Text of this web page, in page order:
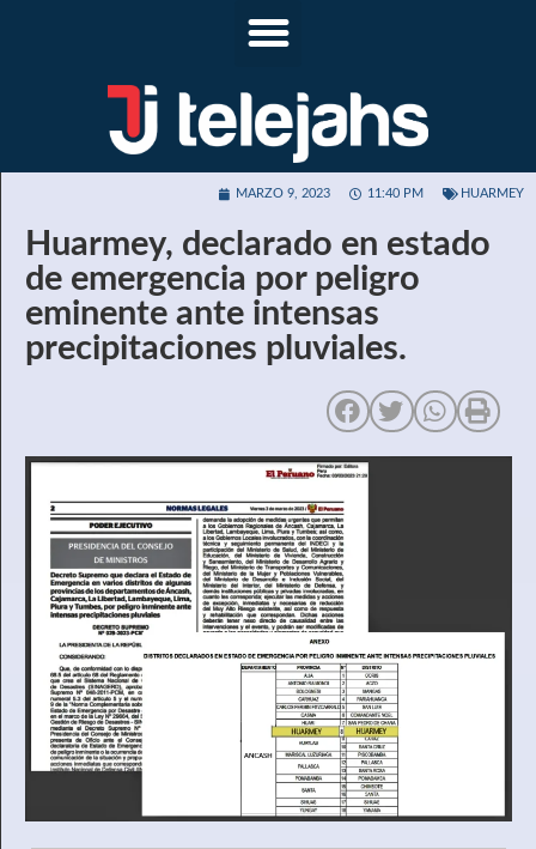
MARZO 9, 2023 11:40 PM HUARMEY
Huarmey, declarado en estado
de emergencia por peligro
eminente ante intensas
precipitaciones pluviales.